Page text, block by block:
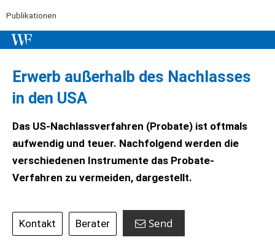
Publikationen
Erwerb außerhalb des Nachlasses
in den USA
Das US-Nachlassverfahren (Probate) ist oftmals
aufwendig und teuer. Nachfolgend werden die
verschiedenen Instrumente das Probate-
Verfahren zu vermeiden, dargestellt.
Kontakt Berater Send